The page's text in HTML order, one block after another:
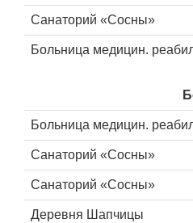
Санаторий «Сосны»
Больница медицин.
Больница медицин.
Санаторий «Сосны»
Санаторий «Сосны»
Деревня Шапчицы